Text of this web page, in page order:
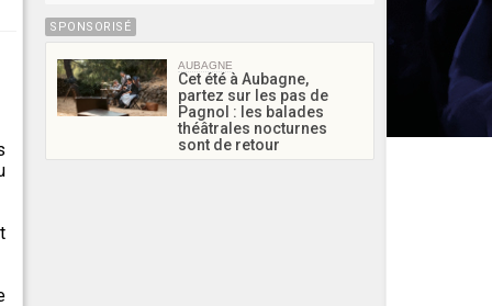
SPONSORISÉ
AUBAGNE
Cet été à Aubagne,
partez sur les pas de
Pagnol : les balades
théâtrales nocturnes
sont de retour